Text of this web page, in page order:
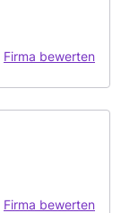
Firma bewerten
Firma bewerten